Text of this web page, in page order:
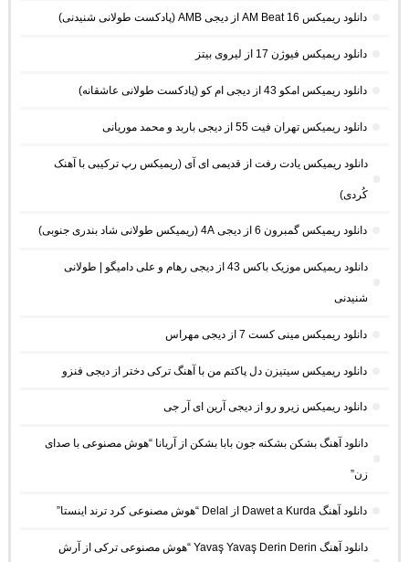
دانلود ریمیکس AM Beat 16 از دیجی AMB (پادکست طولانی شنیدنی)
دانلود ریمیکس فیوژن 17 از لیروی بیتز
دانلود ریمیکس امکو 43 از دیجی ام کو (پادکست طولانی عاشقانه)
دانلود ریمیکس تهران فیت 55 از دیجی باربد و محمد موریانی
دانلود ریمیکس یادت رفت از قدیمی ای آی (ریمیکس رپ ترکیبی با آهنک
کُردی)
دانلود ریمیکس گمبرون 6 از دیجی 4A (ریمیکس طولانی شاد بندری جنوبی)
دانلود ریمیکس موزیک باکس 43 از دیجی رهام و علی دامیگو | طولانی
شنیدنی
دانلود ریمیکس مینی کست 7 از دیجی مهراس
دانلود ریمیکس سیتیزن دل پاکتم من با آهنگ ترکی دختر از دیجی فنزو
دانلود ریمیکس زیرو رو از دیجی آرین ای آر جی
دانلود آهنگ بشکن بشکنه جون بابا بشکن از آریانا “هوش مصنوعی با صدای
زن”
دانلود آهنگ Dawet a Kurda از Delal “هوش مصنوعی کرد ترند اینستا”
دانلود آهنگ Yavaş Yavaş Derin Derin “هوش مصنوعی ترکی از آرش